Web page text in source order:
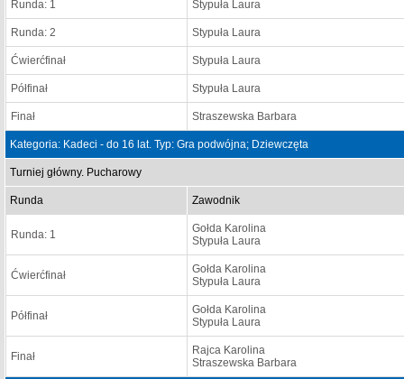
Runda: 1 Stypuła Laura
Runda: 2 Stypuła Laura
Ćwierćfinał Stypuła Laura
Półfinał Stypuła Laura
Finał Straszewska Barbara
Kategoria: Kadeci - do 16 lat. Typ: Gra podwójna; Dziewczęta
Turniej główny. Pucharowy
Runda Zawodnik
Runda: 1
Gołda Karolina
Stypuła Laura
Ćwierćfinał
Gołda Karolina
Stypuła Laura
Półfinał
Gołda Karolina
Stypuła Laura
Finał
Rajca Karolina
Straszewska Barbara